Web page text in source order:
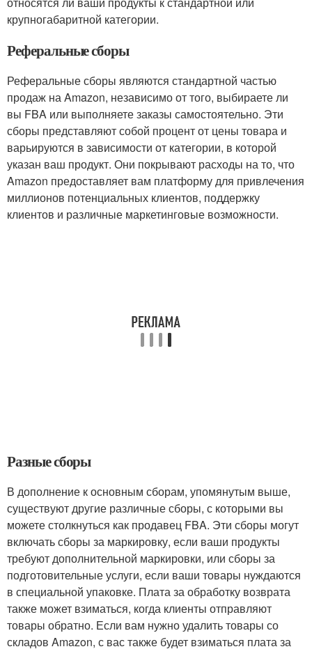
крупногабаритной категории.
Реферальные сборы
Реферальные сборы являются стандартной частью
продаж на Amazon, независимо от того, выбираете ли
вы FBA или выполняете заказы самостоятельно. Эти
сборы представляют собой процент от цены товара и
варьируются в зависимости от категории, в которой
указан ваш продукт. Они покрывают расходы на то, что
Amazon предоставляет вам платформу для привлечения
миллионов потенциальных клиентов, поддержку
клиентов и различные маркетинговые возможности.
Разные сборы
В дополнение к основным сборам, упомянутым выше,
существуют другие различные сборы, с которыми вы
можете столкнуться как продавец FBA. Эти сборы могут
включать сборы за маркировку, если ваши продукты
требуют дополнительной маркировки, или сборы за
подготовительные услуги, если ваши товары нуждаются
в специальной упаковке. Плата за обработку возврата
также может взиматься, когда клиенты отправляют
товары обратно. Если вам нужно удалить товары со
складов Amazon, с вас также будет взиматься плата за